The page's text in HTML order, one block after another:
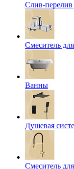
Слив-
Смеситель
Ванны
Душевая
Смеситель